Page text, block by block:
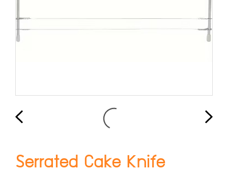
Serrated Cake Knife